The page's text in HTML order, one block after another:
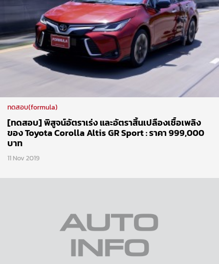
ทดสอบ(formula)
[ทดสอบ] พิสูจน์อัตราเร่ง และอัตราสิ้นเปลืองเชื้อเพลิง
ของ Toyota Corolla Altis GR Sport : ราคา 999,000
บาท
11 Nov 2019